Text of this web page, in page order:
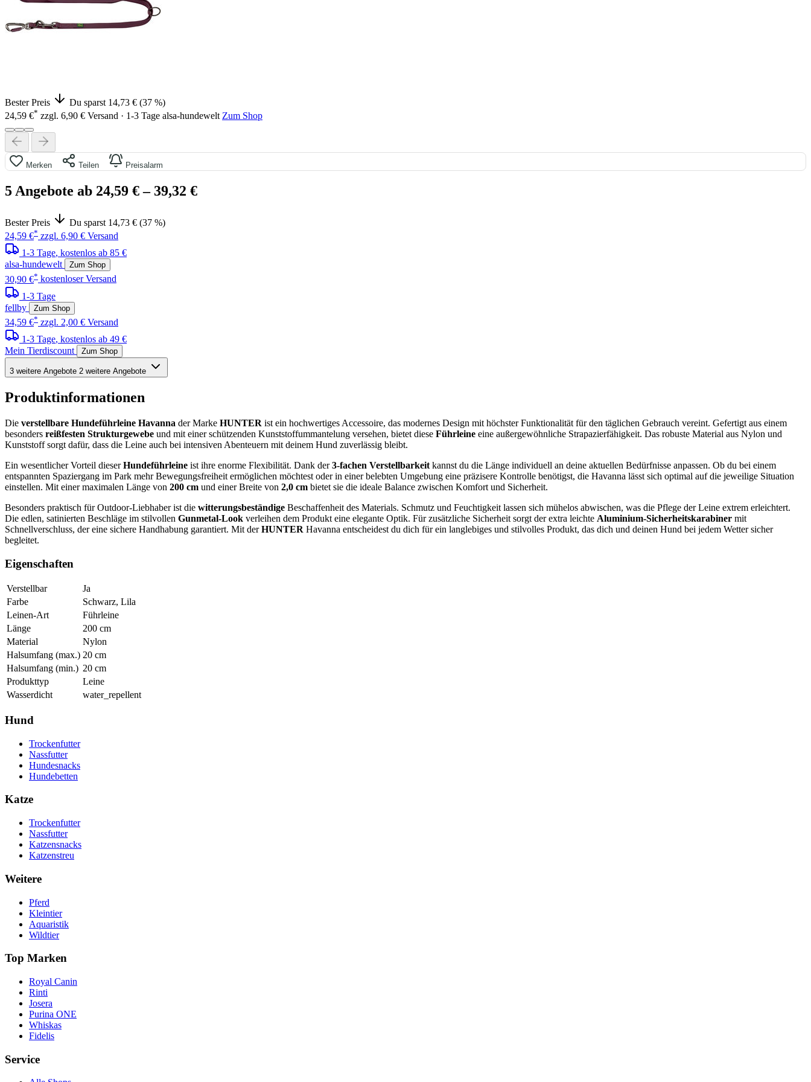
Bester Preis
Du sparst 14,73 € (37 %)
24,59 €* zzgl. 6,90 € Versand · 1-3 Tage alsa-hundewelt Zum Shop
Merken Teilen Preisalarm
5 Angebote ab 24,59 €– 39,32 €
Bester Preis
Du sparst 14,73 € (37 %)
24,59 €* zzgl. 6,90 € Versand
1-3 Tage, kostenlos ab 85 €
alsa-hundewelt
Zum Shop
30,90 €* kostenloser Versand
1-3 Tage
fellby
Zum Shop
34,59 €* zzgl. 2,00 € Versand
1-3 Tage, kostenlos ab 49 €
Mein Tierdiscount
Zum Shop
3 weitere Angebote 2 weitere Angebote
Produktinformationen
Die verstellbare Hundeführleine Havanna der Marke HUNTER ist ein hochwertiges Accessoire, das modernes Design mit höchster Funktionalität für den täglichen Gebrauch vereint. Gefertigt aus einem
besonders reißfesten Strukturgewebe und mit einer schützenden Kunststoffummantelung versehen, bietet diese Führleine eine außergewöhnliche Strapazierfähigkeit. Das robuste Material aus Nylon und
Kunststoff sorgt dafür, dass die Leine auch bei intensiven Abenteuern mit deinem Hund zuverlässig bleibt.
Ein wesentlicher Vorteil dieserHundeführleine ist ihre enorme Flexibilität. Dank der3-fachen Verstellbarkeit kannst du die Länge individuell an deine aktuellen Bedürfnisse anpassen. Ob du bei einem
entspannten Spaziergang im Park mehr Bewegungsfreiheit ermöglichen möchtest oder in einer belebten Umgebung eine präzisere Kontrolle benötigst, die Havanna lässt sich optimal auf die jeweilige Situation
einstellen. Mit einer maximalen Länge von 200 cm und einer Breite von 2,0 cm bietet sie die ideale Balance zwischen Komfort und Sicherheit.
Besonders praktisch für Outdoor-Liebhaber ist die witterungsbeständige Beschaffenheit des Materials. Schmutz und Feuchtigkeit lassen sich mühelos abwischen, was die Pflege der Leine extrem erleichtert.
Die edlen, satinierten Beschläge im stilvollen Gunmetal-Look verleihen dem Produkt eine elegante Optik. Für zusätzliche Sicherheit sorgt der extra leichte Aluminium-Sicherheitskarabiner mit
Schnellverschluss, der eine sichere Handhabung garantiert. Mit derHUNTER Havanna entscheidest du dich für ein langlebiges und stilvolles Produkt, das dich und deinen Hund bei jedem Wetter sicher
begleitet.
Eigenschaften
Verstellbar
Ja
Farbe
Schwarz, Lila
Leinen-Art
Führleine
Länge
200 cm
Material
Nylon
Halsumfang (max.) 20 cm
Halsumfang (min.) 20 cm
Produkttyp
Leine
Wasserdicht
water_repellent
Hund
Trockenfutter
Nassfutter
Hundesnacks
Hundebetten
Katze
Trockenfutter
Nassfutter
Katzensnacks
Katzenstreu
Weitere
Pferd
Kleintier
Aquaristik
Wildtier
Top Marken
Royal Canin
Rinti
Josera
Purina ONE
Whiskas
Fidelis
Service